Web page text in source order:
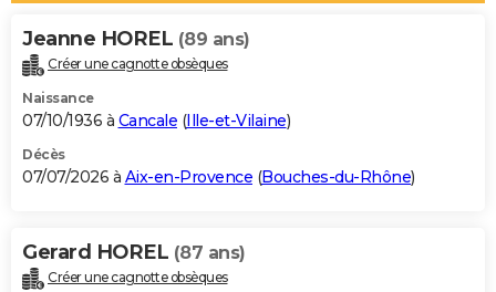
Alimentation
Guide de la santé
Maladies
Médicaments
Sommeil
VOYAGE
Destinations
City break
Voyage nature
Voyage de noces
Forum
Climat
+PHOTO
GUIDES D'ACHAT
BONS PLANS
Carte de Noël
Carte Bonne année
Carte Saint-Valentin
Carte Pâques
Carte d'anniversaire
DICTIONNAIRE
Jeanne HOREL (89 ans)
Créer une cagnotte obsèques
Naissance
07/10/1936 à Cancale (Ille-et-Vilaine)
Décès
07/07/2026 à Aix-en-Provence (Bouches-du-Rhône)
Gerard HOREL (87 ans)
Créer une cagnotte obsèques